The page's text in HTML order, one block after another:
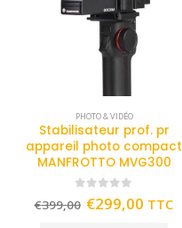
PHOTO & VIDÉO
Stabilisateur prof. pr
appareil photo compact
MANFROTTO MVG300
out of 5
€399,00 €299,00 TTC